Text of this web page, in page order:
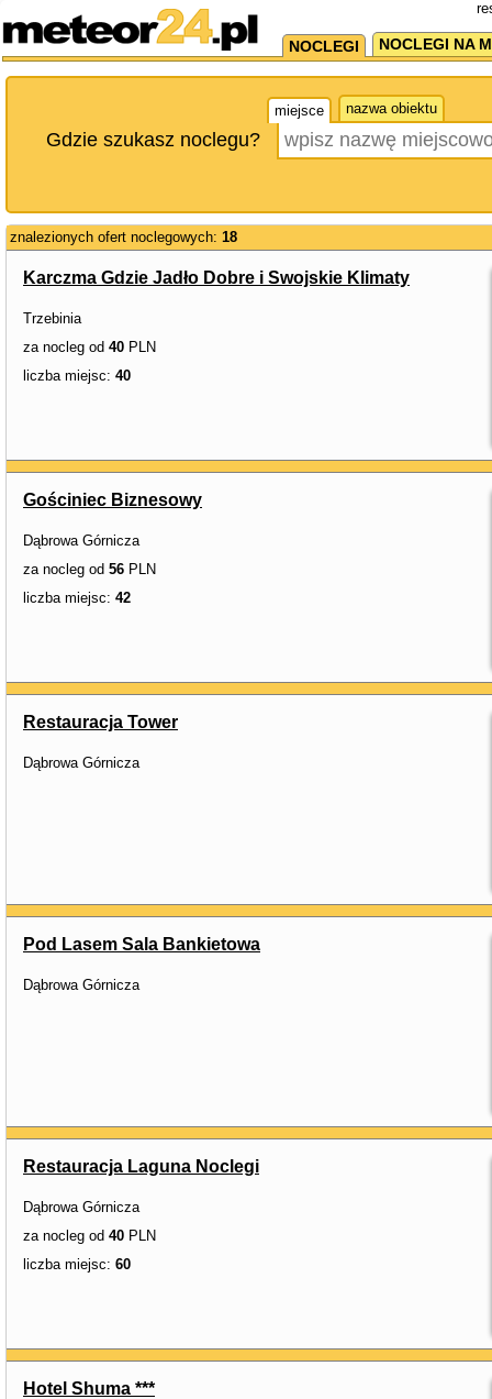
NOCLEGI NOCLEGI NA
miejsce nazwa obiektu
Gdzie szukasz noclegu?
znalezionych ofert noclegowych: 18
Karczma Gdzie Jadło Dobre i Swojskie Klimaty
Trzebinia
za nocleg od 40 PLN
liczba miejsc: 40
Gościniec Biznesowy
Dąbrowa Górnicza
za nocleg od 56 PLN
liczba miejsc: 42
Restauracja Tower
Dąbrowa Górnicza
Pod Lasem Sala Bankietowa
Dąbrowa Górnicza
Restauracja Laguna Noclegi
Dąbrowa Górnicza
za nocleg od 40 PLN
liczba miejsc: 60
Hotel Shuma ***